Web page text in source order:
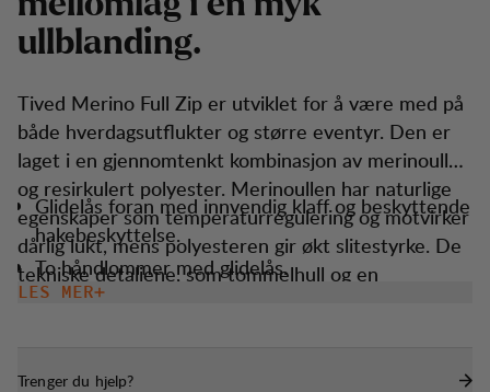
ullblanding.
Tived Merino Full Zip er utviklet for å være med på
både hverdagsutflukter og større eventyr. Den er
laget i en gjennomtenkt kombinasjon av merinoull
og resirkulert polyester. Merinoullen har naturlige
egenskaper som temperaturregulering og motvirker
dårlig lukt, mens polyesteren gir økt slitestyrke. De
tekniske detaljene, som tommelhull og en
funksjonell passform, gjør den perfekt for skiftende
Glidelås foran med innvendig klaff og beskyttende
hakebeskyttelse.
To håndlommer med glidelås.
Tommelhull for ekstra beskyttelse og komfort.
LES MER
Trenger du hjelp?